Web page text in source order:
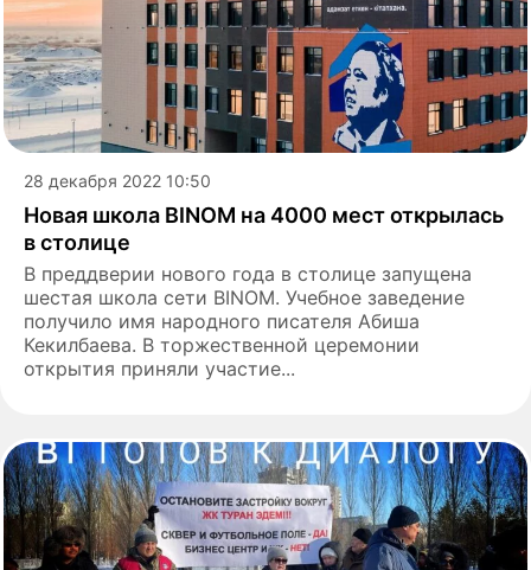
28 декабря 2022 10:50
Новая школа BINOM на 4000 мест открылась
в столице
В преддверии нового года в столице запущена
шестая школа сети BINOM. Учебное заведение
получило имя народного писателя Абиша
Кекилбаева. В торжественной церемонии
открытия приняли участие...